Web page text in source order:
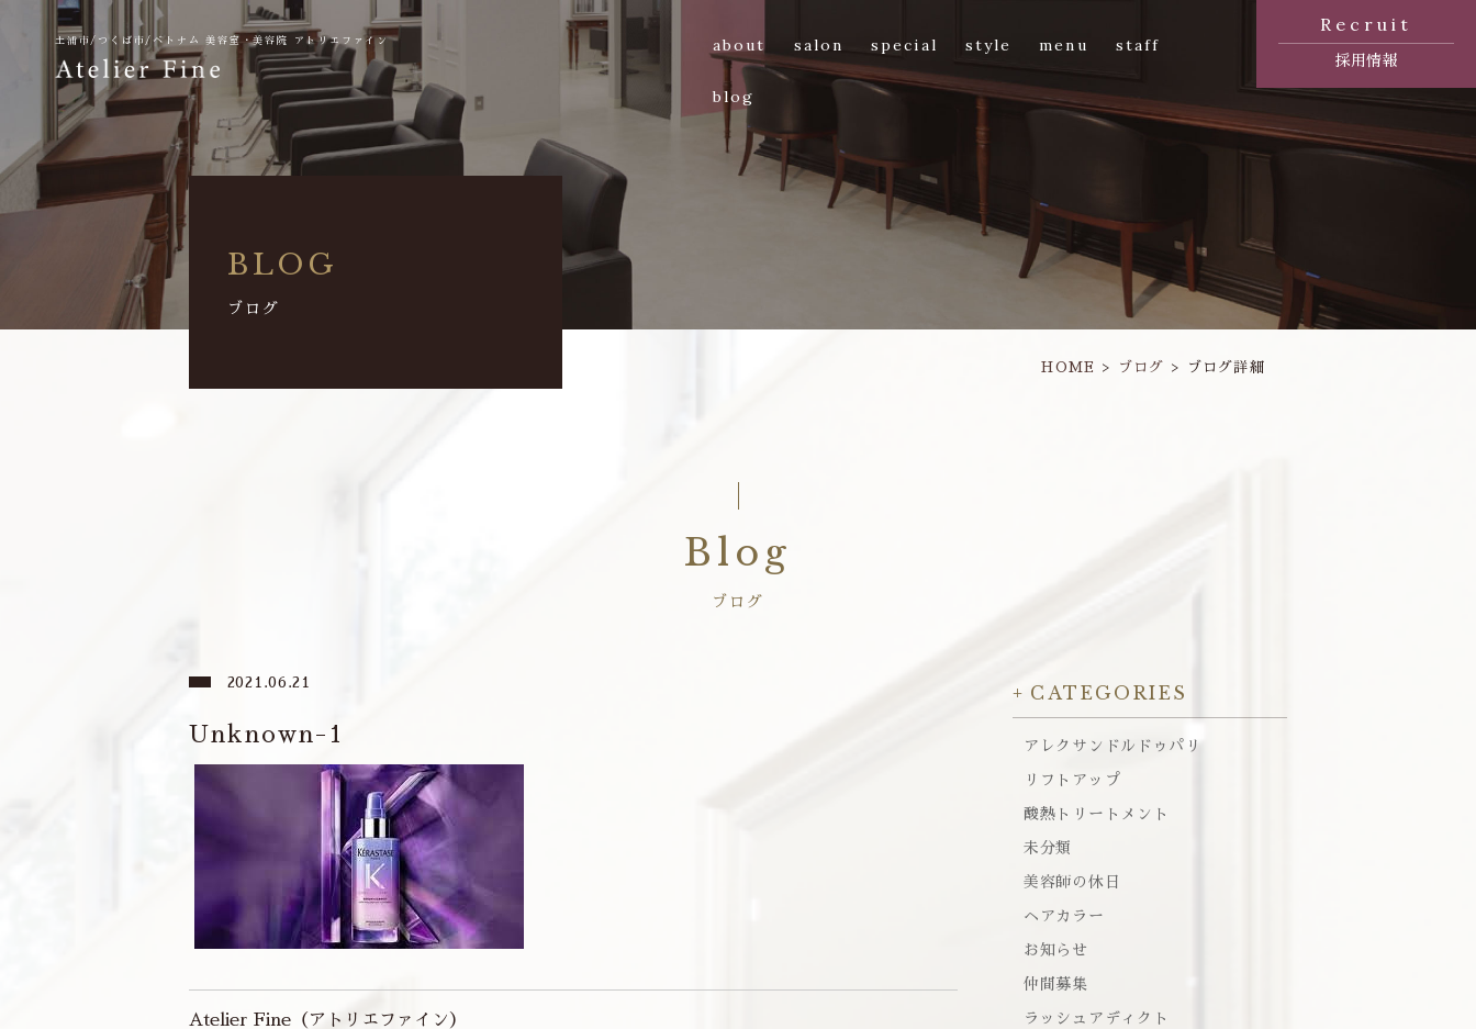
土浦市/つくば市/ベトナム美容室・美容院 アトリエファイン about salon special style menu staff
blog
Recruit
採用情報
BLOG
ブログ
HOME ブログ ブログ詳細
Blog
ブログ
2021.06.21
Unknown-1
Atelier Fine（アトリエファイン）
CATEGORIES
アレクサンドルドゥパリ
リフトアップ
酸熱トリートメント
未分類
美容師の休日
ヘアカラー
お知らせ
仲間募集
ラッシュアディクト